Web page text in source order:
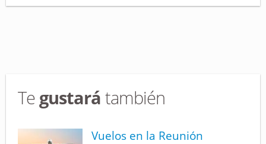
Te gustará también
Vuelos en la Reunión